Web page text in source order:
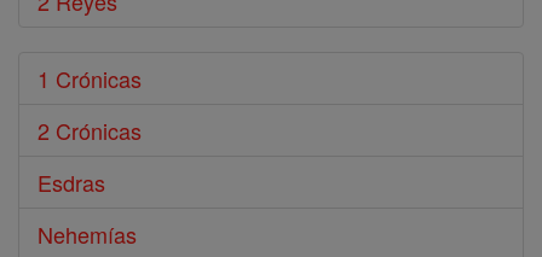
1 Crónicas
2 Crónicas
Esdras
Nehemías